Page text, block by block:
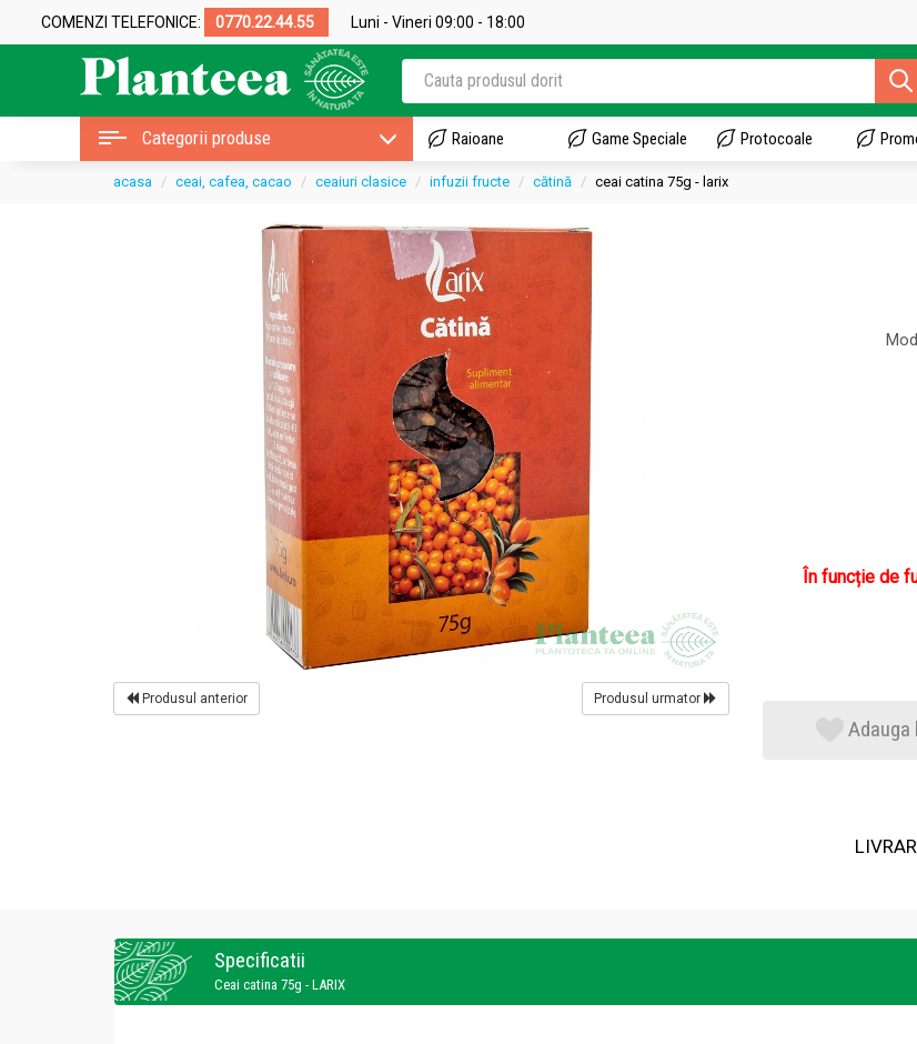
COMENZI TELEFONICE: 0770.22.44.55 Luni - Vineri 09:00 - 18:00
Categorii produse Raioane Game Speciale Protocoale
acasa ceai, cafea, cacao ceaiuri clasice infuzii fructe cătină ceai catina 75g - larix
Produsul anterior Produsul urmator
În funcție de
Adauga
Specificatii
Ceai catina 75g - LARIX